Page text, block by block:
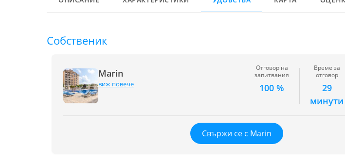
Собственик
Marin
виж повече
Отговор на
запитвания
100 %
Време за
отговор
29
минути
Свържи се с Marin